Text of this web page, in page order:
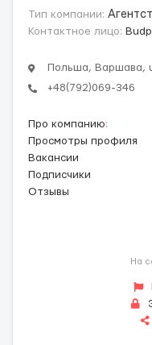
Тип компании:
Контактное лицо:
Польша, Варшава,
+48(792)069-346
Про компанию:
Просмотры профиля
Вакансии
Подписчики
Отзывы
На